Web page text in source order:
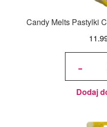
Candy Melts Pastylki
-
ilość
Pastylki
Czysta
Biel
125 g -
Wilton
Dodaj